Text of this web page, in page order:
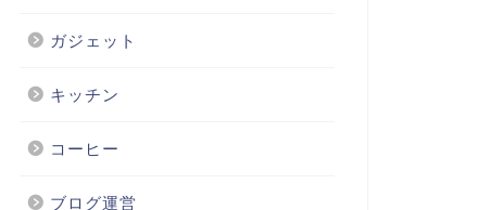
ガジェット
キッチン
コーヒー
ブログ運営